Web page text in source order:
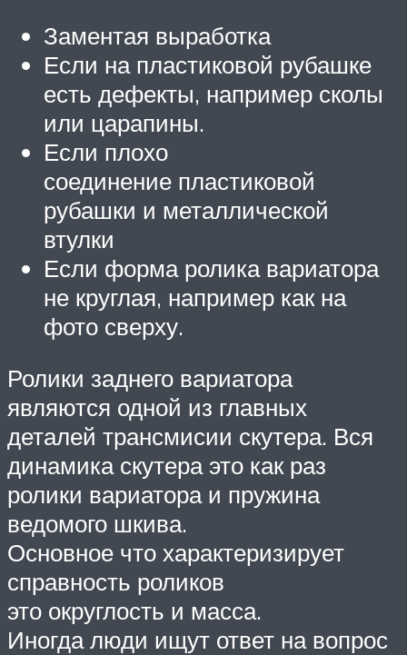
Заментая выработка
Если на пластиковой рубашке
есть дефекты, например сколы
или царапины.
Если плохо
соединение пластиковой
рубашки и металлической
втулки
Если форма ролика вариатора
не круглая, например как на
фото сверху.
Ролики заднего вариатора
являются одной из главных
деталей трансмисии скутера. Вся
динамика скутера это как раз
ролики вариатора и пружина
ведомого шкива.
Основное что характеризирует
справность роликов
это округлость и масса.
Иногда люди ищут ответ на вопрос